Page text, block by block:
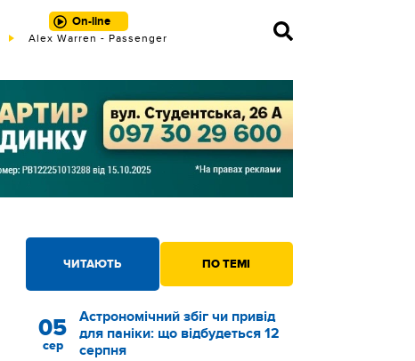
On-line
Alex Warren - Passenger
ЧИТАЮТЬ ПО ТЕМІ
05
сер
Астрономічний збіг чи привід
для паніки: що відбудеться 12
серпня